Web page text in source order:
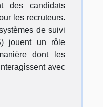
des candidats
les recruteurs.
de suivi
jouent un rôle
dont les
avec